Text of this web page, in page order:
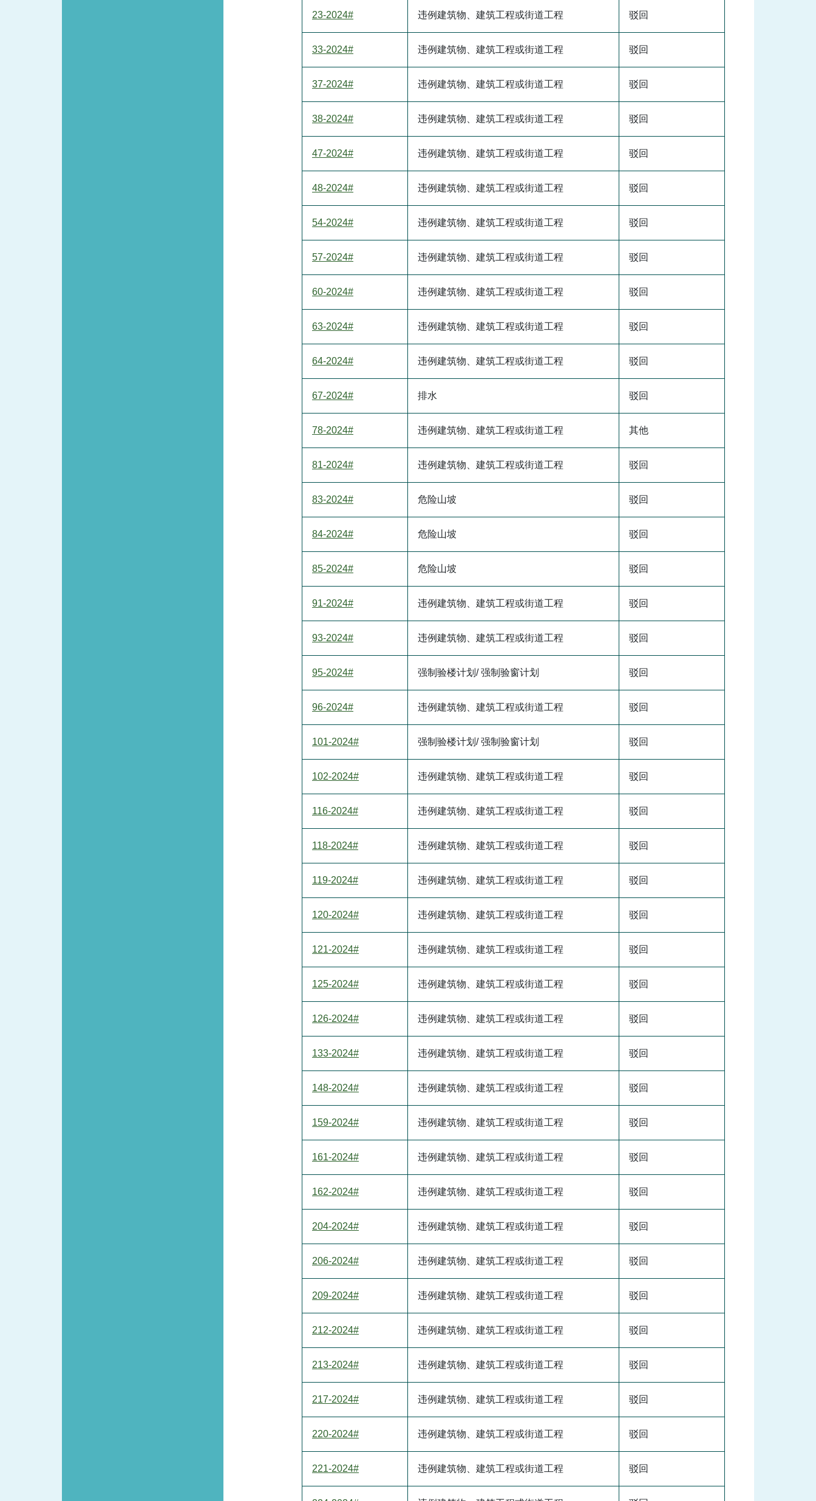
23-2024# 违例建筑物、建筑工程或街道工程 驳回
33-2024# 违例建筑物、建筑工程或街道工程 驳回
37-2024# 违例建筑物、建筑工程或街道工程 驳回
38-2024# 违例建筑物、建筑工程或街道工程 驳回
47-2024# 违例建筑物、建筑工程或街道工程 驳回
48-2024# 违例建筑物、建筑工程或街道工程 驳回
54-2024# 违例建筑物、建筑工程或街道工程 驳回
57-2024# 违例建筑物、建筑工程或街道工程 驳回
60-2024# 违例建筑物、建筑工程或街道工程 驳回
63-2024# 违例建筑物、建筑工程或街道工程 驳回
64-2024# 违例建筑物、建筑工程或街道工程 驳回
67-2024# 排水 驳回
78-2024# 违例建筑物、建筑工程或街道工程 其他
81-2024# 违例建筑物、建筑工程或街道工程 驳回
83-2024# 危险山坡 驳回
84-2024# 危险山坡 驳回
85-2024# 危险山坡 驳回
91-2024# 违例建筑物、建筑工程或街道工程 驳回
93-2024# 违例建筑物、建筑工程或街道工程 驳回
95-2024# 强制验楼计划/ 强制验窗计划 驳回
96-2024# 违例建筑物、建筑工程或街道工程 驳回
101-2024# 强制验楼计划/ 强制验窗计划 驳回
102-2024# 违例建筑物、建筑工程或街道工程 驳回
116-2024# 违例建筑物、建筑工程或街道工程 驳回
118-2024# 违例建筑物、建筑工程或街道工程 驳回
119-2024# 违例建筑物、建筑工程或街道工程 驳回
120-2024# 违例建筑物、建筑工程或街道工程 驳回
121-2024# 违例建筑物、建筑工程或街道工程 驳回
125-2024# 违例建筑物、建筑工程或街道工程 驳回
126-2024# 违例建筑物、建筑工程或街道工程 驳回
133-2024# 违例建筑物、建筑工程或街道工程 驳回
148-2024# 违例建筑物、建筑工程或街道工程 驳回
159-2024# 违例建筑物、建筑工程或街道工程 驳回
161-2024# 违例建筑物、建筑工程或街道工程 驳回
162-2024# 违例建筑物、建筑工程或街道工程 驳回
204-2024# 违例建筑物、建筑工程或街道工程 驳回
206-2024# 违例建筑物、建筑工程或街道工程 驳回
209-2024# 违例建筑物、建筑工程或街道工程 驳回
212-2024# 违例建筑物、建筑工程或街道工程 驳回
213-2024# 违例建筑物、建筑工程或街道工程 驳回
217-2024# 违例建筑物、建筑工程或街道工程 驳回
220-2024# 违例建筑物、建筑工程或街道工程 驳回
221-2024# 违例建筑物、建筑工程或街道工程 驳回